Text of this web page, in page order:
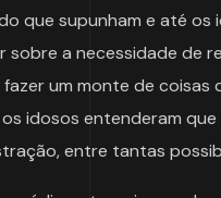
que supunham e até
sobre a necessidade de
um monte de coisas
idosos entenderam
entre tantas